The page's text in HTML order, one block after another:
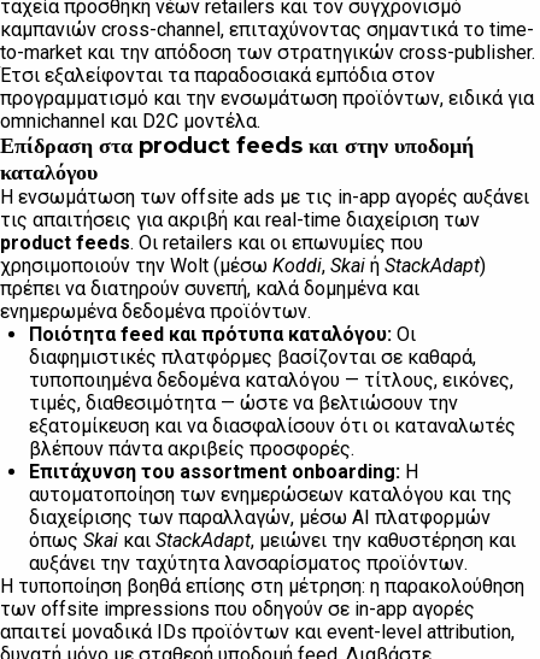
ταχεία προσθήκη νέων retailers και τον συγχρονισμό
καμπανιών cross-channel, επιταχύνοντας σημαντικά το time-
to-market και την απόδοση των στρατηγικών cross-publisher.
Έτσι εξαλείφονται τα παραδοσιακά εμπόδια στον
προγραμματισμό και την ενσωμάτωση προϊόντων, ειδικά για
omnichannel και D2C μοντέλα.
Επίδραση στα product feeds και στην υποδομή
καταλόγου
Η ενσωμάτωση των offsite ads με τις in-app αγορές αυξάνει
τις απαιτήσεις για ακριβή και real-time διαχείριση των
product feeds. Οι retailers και οι επωνυμίες που
χρησιμοποιούν την Wolt (μέσω Koddi, Skai ή StackAdapt)
πρέπει να διατηρούν συνεπή, καλά δομημένα και
ενημερωμένα δεδομένα προϊόντων.
Ποιότητα feed και πρότυπα καταλόγου: Οι
διαφημιστικές πλατφόρμες βασίζονται σε καθαρά,
τυποποιημένα δεδομένα καταλόγου — τίτλους, εικόνες,
τιμές, διαθεσιμότητα — ώστε να βελτιώσουν την
εξατομίκευση και να διασφαλίσουν ότι οι καταναλωτές
βλέπουν πάντα ακριβείς προσφορές.
Επιτάχυνση του assortment onboarding: Η
αυτοματοποίηση των ενημερώσεων καταλόγου και της
διαχείρισης των παραλλαγών, μέσω AI πλατφορμών
όπως Skai και StackAdapt, μειώνει την καθυστέρηση και
αυξάνει την ταχύτητα λανσαρίσματος προϊόντων.
Η τυποποίηση βοηθά επίσης στη μέτρηση: η παρακολούθηση
των offsite impressions που οδηγούν σε in-app αγορές
απαιτεί μοναδικά IDs προϊόντων και event-level attribution,